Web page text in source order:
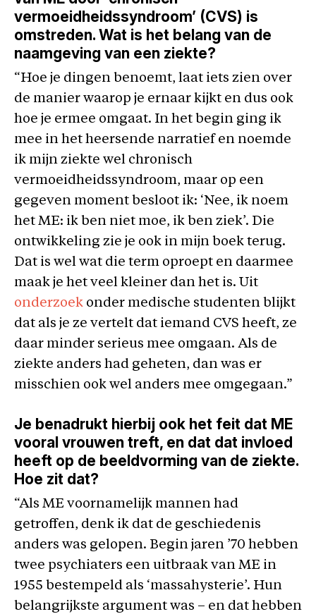
vermoeidheidssyndroom’ (CVS) is
omstreden. Wat is het belang van de
naamgeving van een ziekte?
“Hoe je dingen benoemt, laat iets zien over
de manier waarop je ernaar kijkt en dus ook
hoe je ermee omgaat. In het begin ging ik
mee in het heersende narratief en noemde
ik mijn ziekte wel chronisch
vermoeidheidssyndroom, maar op een
gegeven moment besloot ik: ‘Nee, ik noem
het ME: ik ben niet moe, ik ben ziek’. Die
ontwikkeling zie je ook in mijn boek terug.
Dat is wel wat die term oproept en daarmee
maak je het veel kleiner dan het is. Uit
onderzoek onder medische studenten blijkt
dat als je ze vertelt dat iemand CVS heeft, ze
daar minder serieus mee omgaan. Als de
ziekte anders had geheten, dan was er
misschien ook wel anders mee omgegaan.”
Je benadrukt hierbij ook het feit dat ME
vooral vrouwen treft, en dat dat invloed
heeft op de beeldvorming van de ziekte.
Hoe zit dat?
“Als ME voornamelijk mannen had
getroffen, denk ik dat de geschiedenis
anders was gelopen. Begin jaren ’70 hebben
twee psychiaters een uitbraak van ME in
1955 bestempeld als ‘massahysterie’. Hun
belangrijkste argument was – en dat hebben